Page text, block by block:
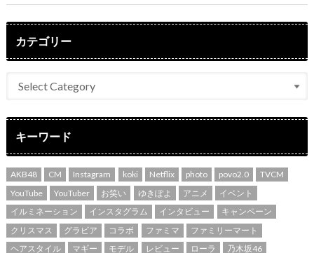
カテゴリー
キーワード
AKB48 CM Instagram koki Netflix photo povo2.0
TVCM
YouTube
YouTuber お笑い ゆきぽよ アニメ
イベント
イルミネーション
インスタグラム インタビュー
キャンペーン
クリスマス
グラビア コラボ ファミマ
ファミリーマート
ヘアスタイル
マギー モデル レビュー ローラ
乃木坂46